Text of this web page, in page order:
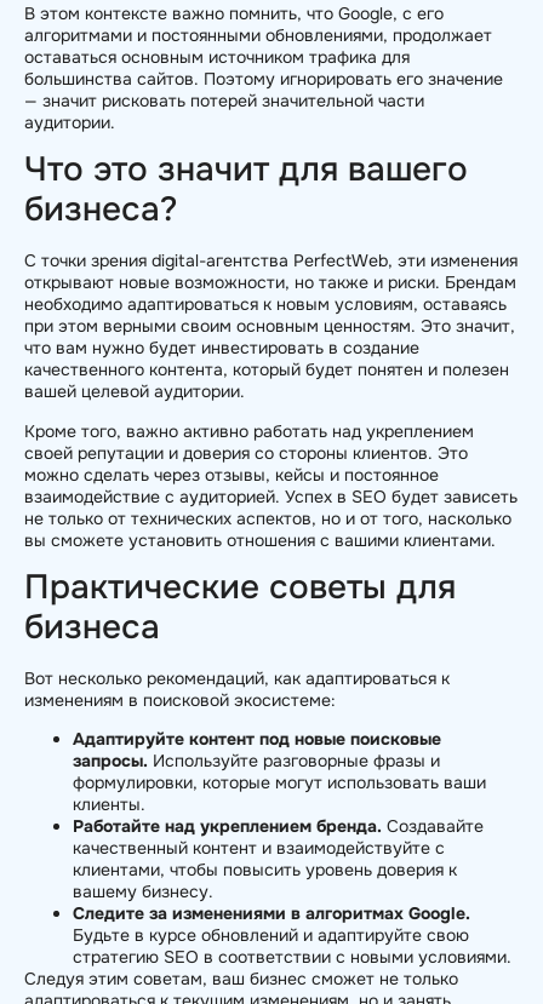
В этом контексте важно помнить, что Google, с его
алгоритмами и постоянными обновлениями, продолжает
оставаться основным источником трафика для
большинства сайтов. Поэтому игнорировать его значение
— значит рисковать потерей значительной части
аудитории.
Что это значит для вашего
бизнеса?
С точки зрения digital-агентства PerfectWeb, эти изменения
открывают новые возможности, но также и риски. Брендам
необходимо адаптироваться к новым условиям, оставаясь
при этом верными своим основным ценностям. Это значит,
что вам нужно будет инвестировать в создание
качественного контента, который будет понятен и полезен
вашей целевой аудитории.
Кроме того, важно активно работать над укреплением
своей репутации и доверия со стороны клиентов. Это
можно сделать через отзывы, кейсы и постоянное
взаимодействие с аудиторией. Успех в SEO будет зависеть
не только от технических аспектов, но и от того, насколько
вы сможете установить отношения с вашими клиентами.
Практические советы для
бизнеса
Вот несколько рекомендаций, как адаптироваться к
изменениям в поисковой экосистеме:
Адаптируйте контент под новые поисковые
запросы. Используйте разговорные фразы и
формулировки, которые могут использовать ваши
клиенты.
Работайте над укреплением бренда. Создавайте
качественный контент и взаимодействуйте с
клиентами, чтобы повысить уровень доверия к
вашему бизнесу.
Следите за изменениями в алгоритмах Google.
Будьте в курсе обновлений и адаптируйте свою
стратегию SEO в соответствии с новыми условиями.
Следуя этим советам, ваш бизнес сможет не только